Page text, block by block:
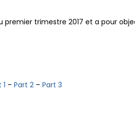
trimestre 2017 et a pour
– Part 2 – Part 3